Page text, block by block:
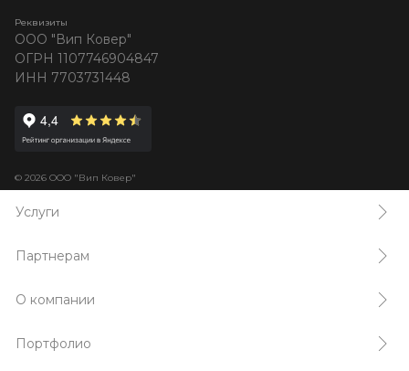
Реквизиты
ООО "Вип Ковер"
ОГРН 1107746904847
ИНН 7703731448
© 2026 ООО "Вип Ковер"
Услуги
Партнерам
О компании
Портфолио